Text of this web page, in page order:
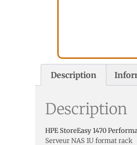
Description
Description
HPE StoreEasy 1470
Serveur NAS 1U format rack